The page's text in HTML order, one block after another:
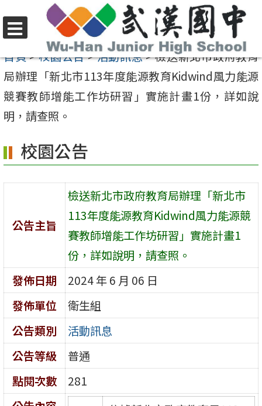
至
要
內
容
選
單
首頁>校園公告>活動訊息>檢送新北市政府教育
局辦理「新北市113年度能源教育Kidwind風力能源
競賽教師增能工作坊研習」實施計畫1份，詳如說
明，請查照。
校園公告
公告主旨
檢送新北市政府教育局辦理「新北市
113年度能源教育Kidwind風力能源競
賽教師增能工作坊研習」實施計畫1
份，詳如說明，請查照。
發佈日期
2024 年 6 月 06 日
發佈單位
衛生組
公告類別
活動訊息
公告等級
普通
點閱次數
281